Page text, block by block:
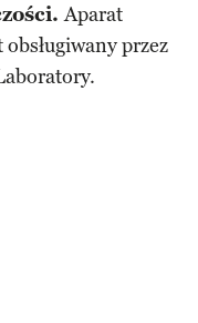
Aparat
przez